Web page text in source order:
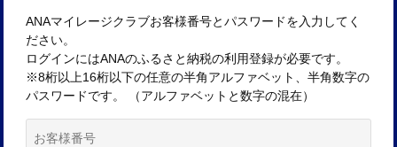
ANAマイレージクラブお客様番号とパスワードを入力してく
ださい。
ログインにはANAのふるさと納税の利用登録が必要です。
※8桁以上16桁以下の任意の半角アルファベット、半角数字の
パスワードです。 （アルファベットと数字の混在）